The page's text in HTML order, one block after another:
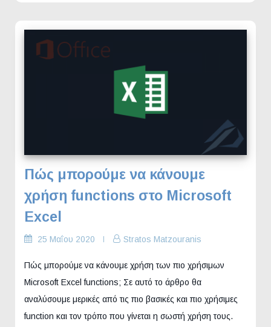
Πώς μπορούμε να κάνουμε
χρήση functions στο Microsoft
Excel
25 Μαΐου 2020 Stratos Matzouranis
Πώς μπορούμε να κάνουμε χρήση των πιο χρήσιμων
Microsoft Excel functions; Σε αυτό το άρθρο θα
αναλύσουμε μερικές από τις πιο βασικές και πιο χρήσιμες
function και τον τρόπο που γίνεται η σωστή χρήση τους.